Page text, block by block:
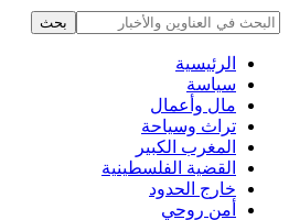
الرئيسية
سياسة
مال وأعمال
تراث وسياحة
المغرب الكبير
القضية الفلسطينية
خارج الحدود
أمن روحي